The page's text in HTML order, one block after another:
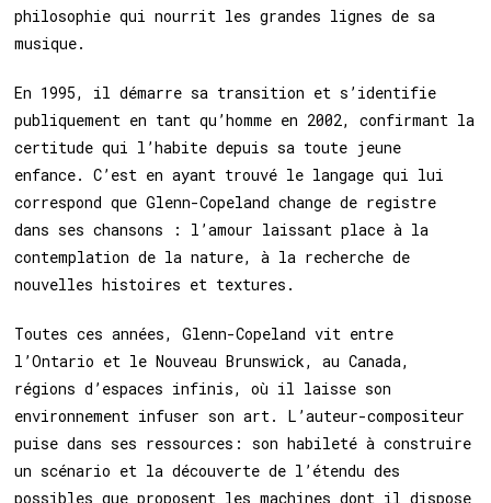
philosophie qui nourrit les grandes lignes de sa
musique.
En 1995, il démarre sa transition et s’identifie
publiquement en tant qu’homme en 2002, confirmant la
certitude qui l’habite depuis sa toute jeune
enfance. C’est en ayant trouvé le langage qui lui
correspond que Glenn-Copeland change de registre
dans ses chansons : l’amour laissant place à la
contemplation de la nature, à la recherche de
nouvelles histoires et textures.
Toutes ces années, Glenn-Copeland vit entre
l’Ontario et le Nouveau Brunswick, au Canada,
régions d’espaces infinis, où il laisse son
environnement infuser son art. L’auteur-compositeur
puise dans ses ressources: son habileté à construire
un scénario et la découverte de l’étendu des
possibles que proposent les machines dont il dispose